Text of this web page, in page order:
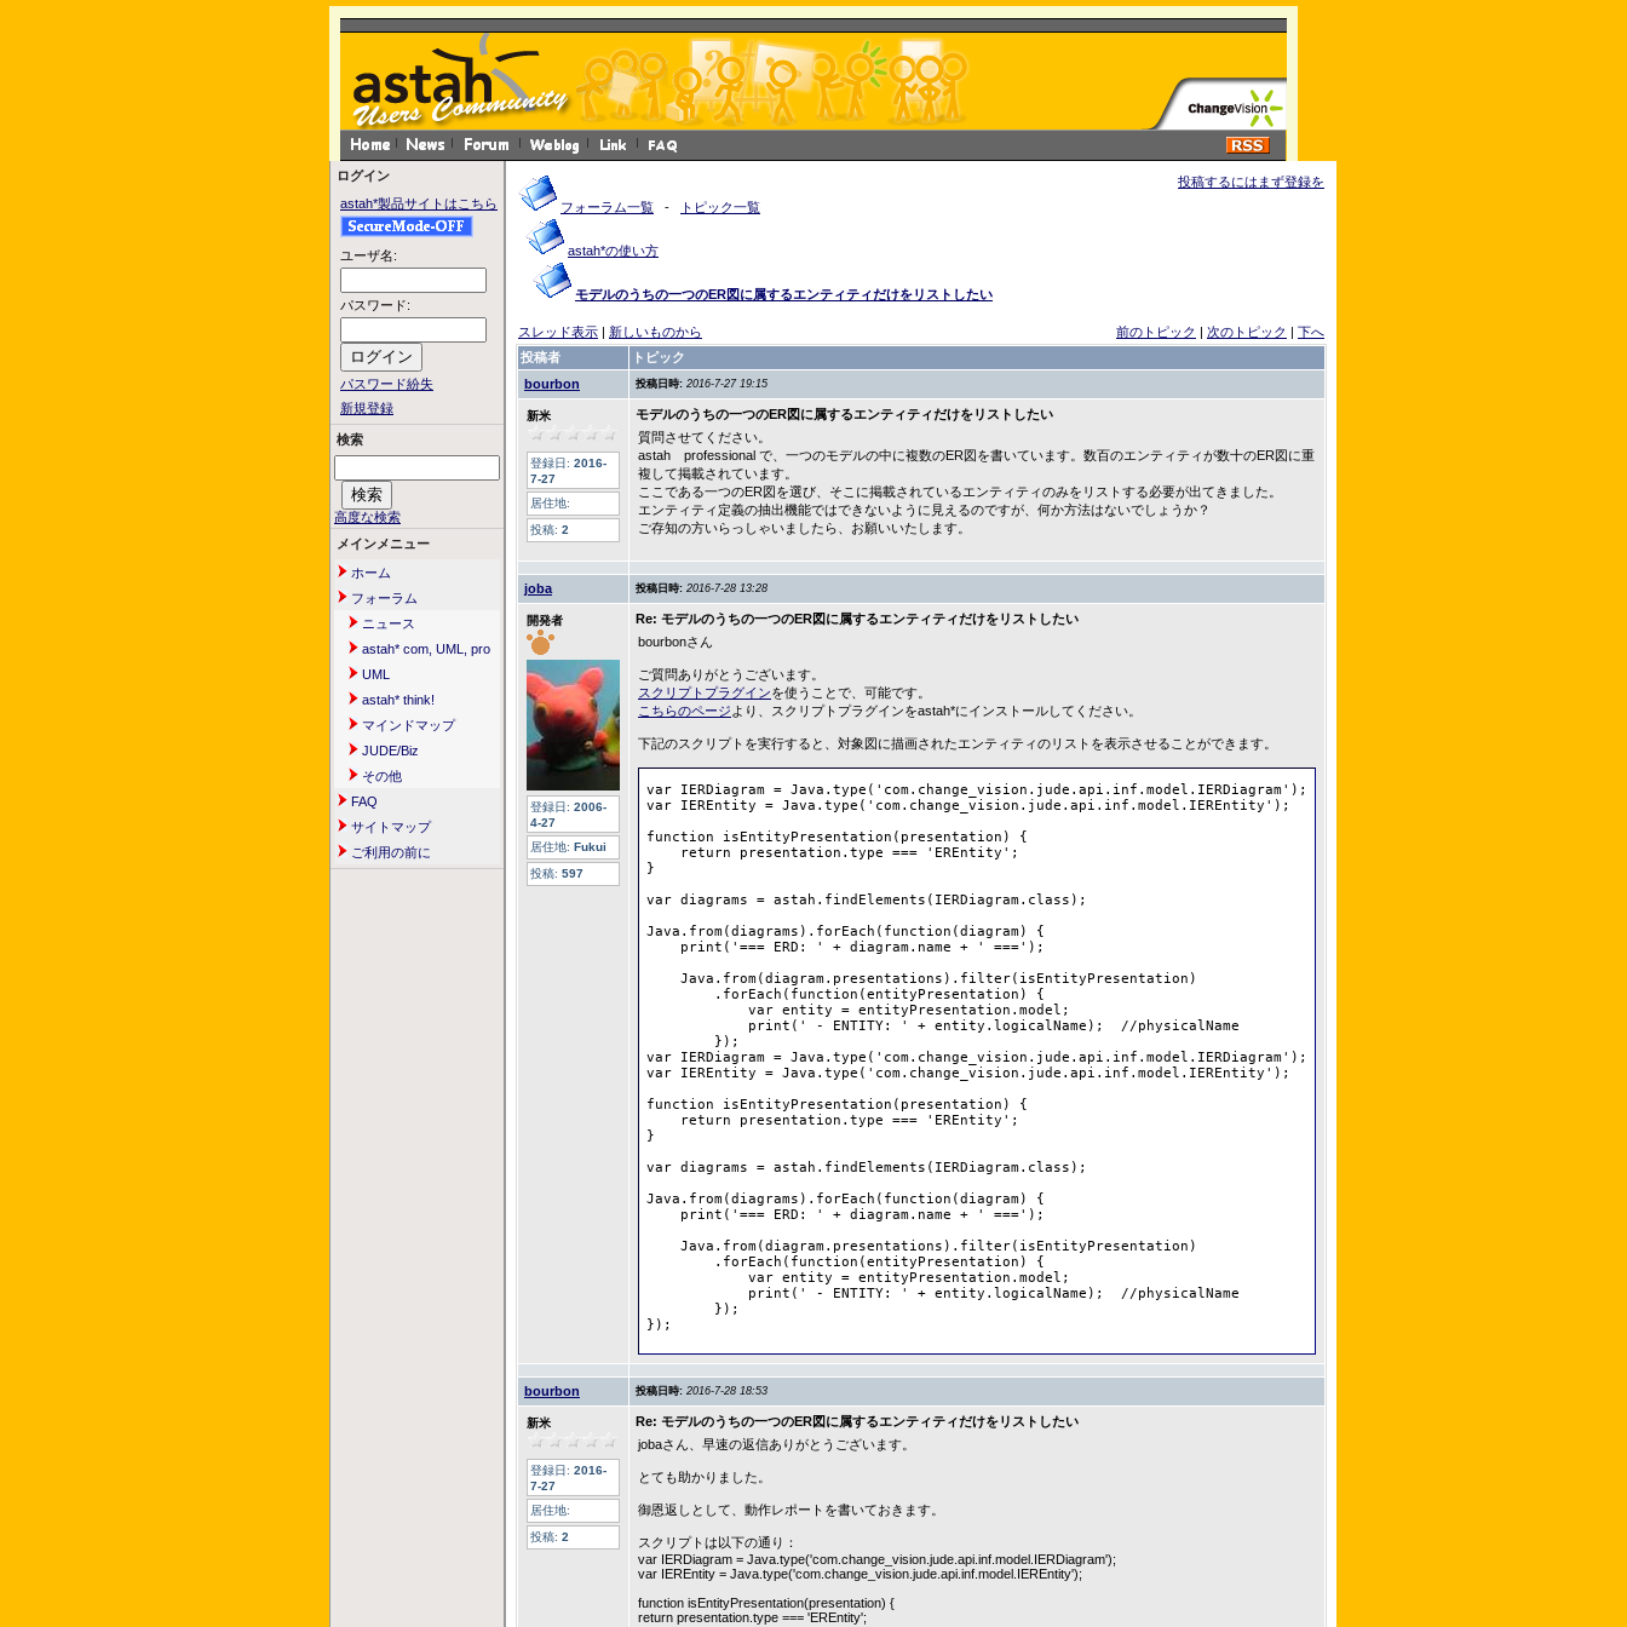
ログイン
astah*製品サイトはこちら
ユーザ名:
パスワード:
パスワード紛失
新規登録
検索
高度な検索
メインメニュー
ホーム
フォーラム
ニュース
astah* com, UML, pro
UML
astah* think!
マインドマップ
JUDE/Biz
その他
FAQ
サイトマップ
ご利用の前に
フォーラム一覧 - トピック一覧
astah*の使い方
モデルのうちの一つのER図に属するエンティティだけをリストしたい
投稿するにはまず登録を
スレッド表示 | 新しいものから 前のトピック | 次のトピック | 下へ
投稿者
トピック
bourbon
投稿日時: 2016-7-27 19:15
新米
登録日: 2016-
7-27
居住地:
投稿: 2
モデルのうちの一つのER図に属するエンティティだけをリストしたい
質問させてください。
astah professional で、一つのモデルの中に複数のER図を書いています。数百のエンティティが数十のER図に重
複して掲載されています。
ここである一つのER図を選び、そこに掲載されているエンティティのみをリストする必要が出てきました。
エンティティ定義の抽出機能ではできないように見えるのですが、何か方法はないでしょうか？
ご存知の方いらっしゃいましたら、お願いいたします。
joba 投稿日時: 2016-7-28 13:28
開発者
登録日: 2006-
4-27
居住地: Fukui
投稿: 597
Re: モデルのうちの一つのER図に属するエンティティだけをリストしたい
bourbonさん
ご質問ありがとうございます。
スクリプトプラグインを使うことで、可能です。
こちらのページ より、スクリプトプラグインをastah*にインストールしてください。
下記のスクリプトを実行すると、対象図に描画されたエンティティのリストを表示させることができます。
var IERDiagram = Java.type('com.change_vision.jude.api.inf.model.IERDiagram');
var IEREntity = Java.type('com.change_vision.jude.api.inf.model.IEREntity');
function isEntityPresentation(presentation) {
    return presentation.type === 'EREntity';
}
var diagrams = astah.findElements(IERDiagram.class);
Java.from(diagrams).forEach(function(diagram) {
    print('=== ERD: ' + diagram.name + ' ===');
    Java.from(diagram.presentations).filter(isEntityPresentation)
        .forEach(function(entityPresentation) {
            var entity = entityPresentation.model;
            print(' - ENTITY: ' + entity.logicalName);  //physicalName
        });
var IERDiagram = Java.type('com.change_vision.jude.api.inf.model.IERDiagram');
var IEREntity = Java.type('com.change_vision.jude.api.inf.model.IEREntity');
function isEntityPresentation(presentation) {
    return presentation.type === 'EREntity';
}
var diagrams = astah.findElements(IERDiagram.class);
Java.from(diagrams).forEach(function(diagram) {
    print('=== ERD: ' + diagram.name + ' ===');
    Java.from(diagram.presentations).filter(isEntityPresentation)
        .forEach(function(entityPresentation) {
            var entity = entityPresentation.model;
            print(' - ENTITY: ' + entity.logicalName);  //physicalName
        });
});
bourbon 投稿日時: 2016-7-28 18:53
新米
登録日: 2016-
7-27
居住地:
投稿: 2
Re: モデルのうちの一つのER図に属するエンティティだけをリストしたい
jobaさん、早速の返信ありがとうございます。
とても助かりました。
御恩返しとして、動作レポートを書いておきます。
スクリプトは以下の通り：
var IERDiagram = Java.type('com.change_vision.jude.api.inf.model.IERDiagram');
var IEREntity = Java.type('com.change_vision.jude.api.inf.model.IEREntity');
function isEntityPresentation(presentation) {
return presentation.type === 'EREntity';